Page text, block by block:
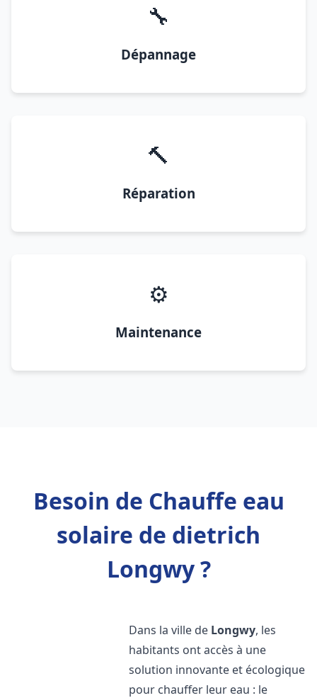
🔧
Dépannage
🔨
Réparation
⚙️
Maintenance
Besoin de Chauffe eau
solaire de dietrich
Longwy ?
Dans la ville de Longwy, les
habitants ont accès à une
solution innovante et écologique
pour chauffer leur eau : le